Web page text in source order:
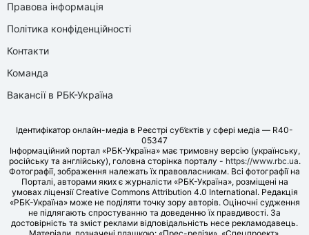
Правова інформація
Політика конфіденційності
Контакти
Команда
Вакансії в РБК-Україна
Ідентифікатор онлайн-медіа в Реєстрі суб’єктів у сфері медіа — R40-
05347
Інформаційний портал «РБК-Україна» має тримовну версію (українську,
російську та англійську), головна сторінка порталу - https://www.rbc.ua.
Фотографії, зображення належать їх правовласникам. Всі фотографії на
Порталі, авторами яких є журналісти «РБК-Україна», розміщені на
умовах ліцензії Creative Commons Attribution 4.0 International. Редакція
«РБК-Україна» може не поділяти точку зору авторів. Оціночні судження
не підлягають спростуванню та доведенню їх правдивості. За
достовірність та зміст реклами відповідальність несе рекламодавець.